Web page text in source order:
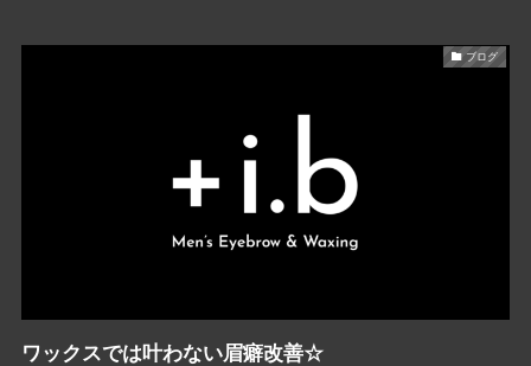
ブログ
ワックスでは叶わない眉癖改善☆